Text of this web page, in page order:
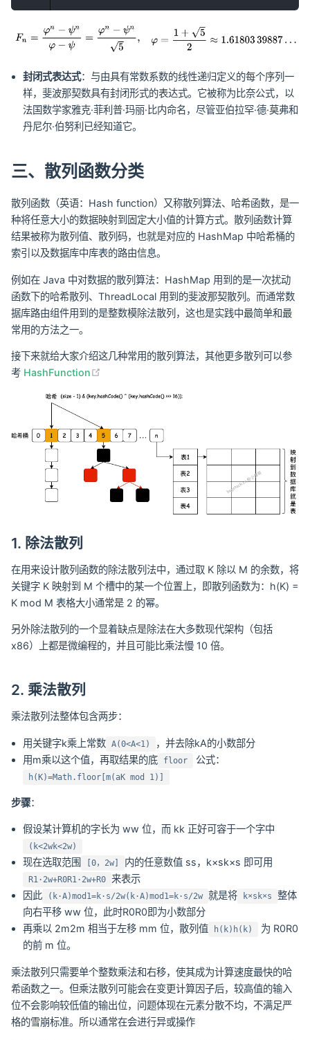
封闭式表达式：与由具有常数系数的线性递归定义的每个序列一
样，斐波那契数具有封闭形式的表达式。它被称为比奈公式，以
法国数学家雅克·菲利普·玛丽·比内命名，尽管亚伯拉罕·德·莫弗和
丹尼尔·伯努利已经知道它。
三、散列函数分类
散列函数（英语：Hash function）又称散列算法、哈希函数，是一
种将任意大小的数据映射到固定大小值的计算方式。散列函数计算
结果被称为散列值、散列码，也就是对应的 HashMap 中哈希桶的
索引以及数据库中库表的路由信息。
例如在 Java 中对数据的散列算法：HashMap 用到的是一次扰动
函数下的哈希散列、ThreadLocal 用到的斐波那契散列。而通常数
据库路由组件用到的是整数模除法散列，这也是实践中最简单和最
常用的方法之一。
接下来就给大家介绍这几种常用的散列算法，其他更多散列可以参
考 HashFunction
1. 除法散列
在用来设计散列函数的除法散列法中，通过取 K 除以 M 的余数，将
关键字 K 映射到 M 个槽中的某一个位置上，即散列函数为：h(K) =
K mod M 表格大小通常是 2 的幂。
另外除法散列的一个显着缺点是除法在大多数现代架构（包括
x86）上都是微编程的，并且可能比乘法慢 10 倍。
2. 乘法散列
乘法散列法整体包含两步：
用关键字k乘上常数 A(0<A<1)
，并去除kA的小数部分
用m乘以这个值，再取结果的底
floor 公式：
h(K)=Math.floor[m(aK mod 1)]
步骤：
假设某计算机的字长为 ww 位，而 kk 正好可容于一个字中
(k<2wk<2w)
现在选取范围 [0，2w] 内的任意数值 ss，k×sk×s 即可用
R1·2w+R0R1·2w+R0 来表示
因此
(k·A)mod1=k·s/2w(k·A)mod1=k·s/2w 就是将 k×sk×s
整体
向右平移 ww 位，此时R0R0即为小数部分
再乘以 2m2m 相当于左移 mm 位，散列值
h(k)h(k)
为 R0R0
的前 m 位。
乘法散列只需要单个整数乘法和右移，使其成为计算速度最快的哈
希函数之一。但乘法散列可能会在变更计算因子后，较高值的输入
位不会影响较低值的输出位，问题体现在元素分散不均，不满足严
格的雪崩标准。所以通常在会进行异或操作